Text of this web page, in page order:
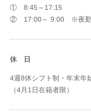
① 8:45～17:15
② 17:00～ 9:00 ※夜勤
休 日
4週8休シフト制・年末年
（4月1日在籍者限）